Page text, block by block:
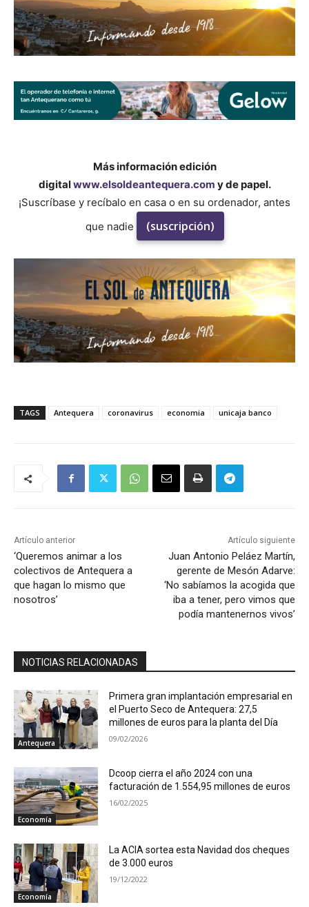
Más información edición
digitalwww.elsoldeantequera.com y de papel.
¡Suscríbase y recíbalo en casa o en su ordenador, antes
que nadie
(suscripción)
TAGS Antequera coronavirus economia unicaja banco
Artículo anterior
‘Queremos animar a los
colectivos de Antequera a
que hagan lo mismo que
nosotros’
Artículo siguiente
Juan Antonio Peláez Martín,
gerente de Mesón Adarve:
‘No sabíamos la acogida que
iba a tener, pero vimos que
podía mantenernos vivos’
NOTICIAS RELACIONADAS
Antequera
Primera gran implantación empresarial en
el Puerto Seco de Antequera: 27,5
millones de euros para la planta del Día
09/02/2026
Economía
Dcoop cierra el año 2024 con una
facturación de 1.554,95 millones de euros
16/02/2025
Economía
La ACIA sortea esta Navidad dos cheques
de 3.000 euros
19/12/2022